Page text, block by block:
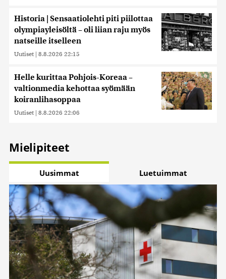
Historia | Sensaatiolehti piti piilottaa
olympiayleisöltä – oli liian raju myös
natseille itselleen
Uutiset | 8.8.2026 22:15
Helle kurittaa Pohjois-Koreaa –
valtionmedia kehottaa syömään
koiranlihasoppaa
Uutiset | 8.8.2026 22:06
Mielipiteet
Uusimmat Luetuimmat